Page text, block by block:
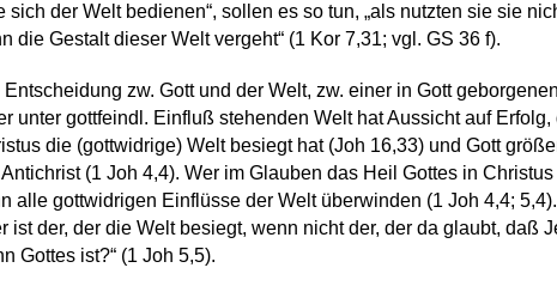
sich der Welt bedienen“, sollen es so tun, „als nutzten sie sie
die Gestalt dieser Welt vergeht“ (1 Kor 7,31; vgl. GS 36 f).
Entscheidung zw. Gott und der Welt, zw. einer in Gott
unter gottfeindl. Einfluß stehenden Welt hat Aussicht auf Erfolg,
die (gottwidrige) Welt besiegt hat (Joh 16,33) und Gott
(1 Joh 4,4). Wer im Glauben das Heil Gottes in Christus
alle gottwidrigen Einflüsse der Welt überwinden (1 Joh 4,4; 5,4).
ist der, der die Welt besiegt, wenn nicht der, der da glaubt, daß
Gottes ist?“ (1 Joh 5,5).